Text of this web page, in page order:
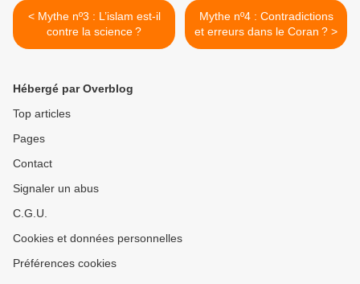
< Mythe nº3 : L’islam est-il
contre la science ?
Mythe nº4 : Contradictions
et erreurs dans le Coran ? >
Hébergé par Overblog
Top articles
Pages
Contact
Signaler un abus
C.G.U.
Cookies et données personnelles
Préférences cookies